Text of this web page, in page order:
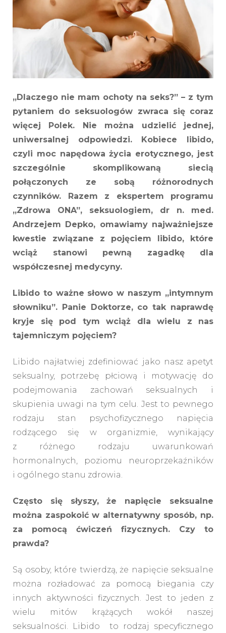
„Dlaczego nie mam ochoty na seks?” – z tym
pytaniem do seksuologów zwraca się coraz
więcej Polek. Nie można udzielić jednej,
uniwersalnej odpowiedzi. Kobiece libido,
czyli moc napędowa życia erotycznego, jest
szczególnie skomplikowaną siecią
połączonych ze sobą różnorodnych
czynników. Razem z ekspertem programu
„Zdrowa ONA”, seksuologiem, dr n. med.
Andrzejem Depko, omawiamy najważniejsze
kwestie związane z pojęciem libido, które
wciąż stanowi pewną zagadkę dla
współczesnej medycyny.
Libido to ważne słowo w naszym „intymnym
słowniku”. Panie Doktorze, co tak naprawdę
kryje się pod tym wciąż dla wielu z nas
tajemniczym pojęciem?
Libido najłatwiej zdefiniować jako nasz apetyt
seksualny, potrzebę płciową i motywację do
podejmowania zachowań seksualnych i
skupienia uwagi na tym celu. Jest to pewnego
rodzaju stan psychofizycznego napięcia
rodzącego się w organizmie, wynikający
z różnego rodzaju uwarunkowań
hormonalnych, poziomu neuroprzekaźników
i ogólnego stanu zdrowia.
Często się słyszy, że napięcie seksualne
można zaspokoić w alternatywny sposób, np.
za pomocą ćwiczeń fizycznych. Czy to
prawda?
Są osoby, które twierdzą, że napięcie seksualne
można rozładować za pomocą biegania czy
innych aktywności fizycznych. Jest to jeden z
wielu mitów krążących wokół naszej
seksualności. Libido to rodzaj specyficznego